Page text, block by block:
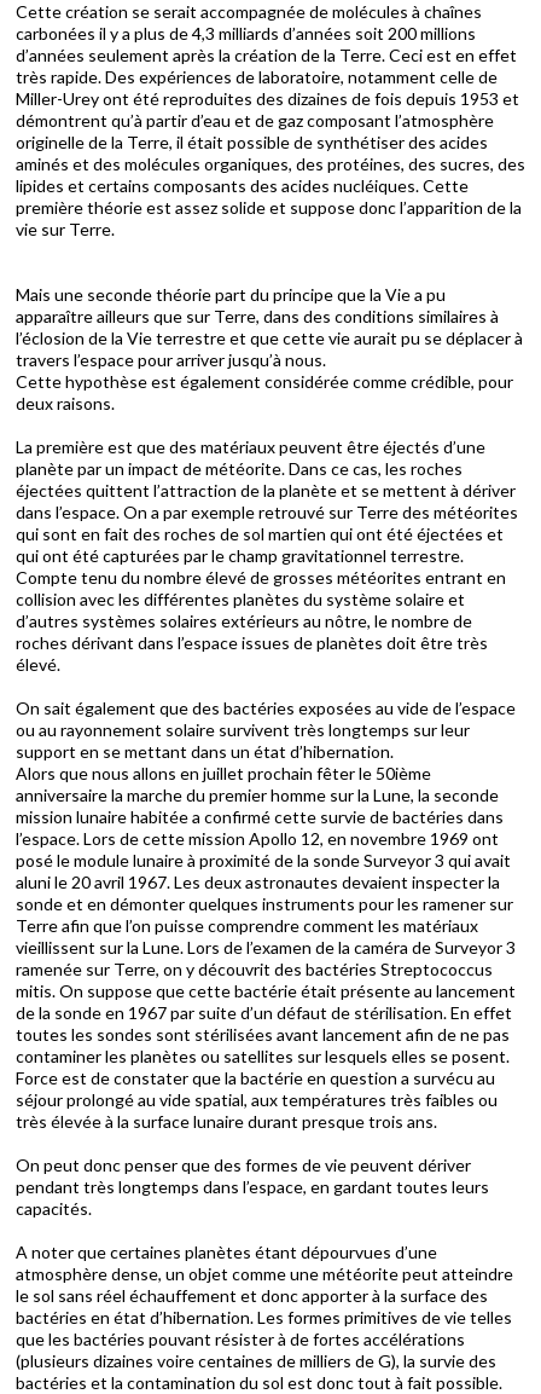
Cette création se serait accompagnée de molécules à chaînes
carbonées il y a plus de 4,3 milliards d’années soit 200 millions
d’années seulement après la création de la Terre. Ceci est en effet
très rapide. Des expériences de laboratoire, notamment celle de
Miller-Urey ont été reproduites des dizaines de fois depuis 1953 et
démontrent qu’à partir d’eau et de gaz composant l’atmosphère
originelle de la Terre, il était possible de synthétiser des acides
aminés et des molécules organiques, des protéines, des sucres, des
lipides et certains composants des acides nucléiques. Cette
première théorie est assez solide et suppose donc l’apparition de la
vie sur Terre.
Mais une seconde théorie part du principe que la Vie a pu
apparaître ailleurs que sur Terre, dans des conditions similaires à
l’éclosion de la Vie terrestre et que cette vie aurait pu se déplacer à
travers l’espace pour arriver jusqu’à nous.
Cette hypothèse est également considérée comme crédible, pour
deux raisons.
La première est que des matériaux peuvent être éjectés d’une
planète par un impact de météorite. Dans ce cas, les roches
éjectées quittent l’attraction de la planète et se mettent à dériver
dans l’espace. On a par exemple retrouvé sur Terre des météorites
qui sont en fait des roches de sol martien qui ont été éjectées et
qui ont été capturées par le champ gravitationnel terrestre.
Compte tenu du nombre élevé de grosses météorites entrant en
collision avec les différentes planètes du système solaire et
d’autres systèmes solaires extérieurs au nôtre, le nombre de
roches dérivant dans l’espace issues de planètes doit être très
élevé.
On sait également que des bactéries exposées au vide de l’espace
ou au rayonnement solaire survivent très longtemps sur leur
support en se mettant dans un état d’hibernation.
Alors que nous allons en juillet prochain fêter le 50ième
anniversaire la marche du premier homme sur la Lune, la seconde
mission lunaire habitée a confirmé cette survie de bactéries dans
l’espace. Lors de cette mission Apollo 12, en novembre 1969 ont
posé le module lunaire à proximité de la sonde Surveyor 3 qui avait
aluni le 20 avril 1967. Les deux astronautes devaient inspecter la
sonde et en démonter quelques instruments pour les ramener sur
Terre afin que l’on puisse comprendre comment les matériaux
vieillissent sur la Lune. Lors de l’examen de la caméra de Surveyor 3
ramenée sur Terre, on y découvrit des bactéries Streptococcus
mitis. On suppose que cette bactérie était présente au lancement
de la sonde en 1967 par suite d’un défaut de stérilisation. En effet
toutes les sondes sont stérilisées avant lancement afin de ne pas
contaminer les planètes ou satellites sur lesquels elles se posent.
Force est de constater que la bactérie en question a survécu au
séjour prolongé au vide spatial, aux températures très faibles ou
très élevée à la surface lunaire durant presque trois ans.
On peut donc penser que des formes de vie peuvent dériver
pendant très longtemps dans l’espace, en gardant toutes leurs
capacités.
A noter que certaines planètes étant dépourvues d’une
atmosphère dense, un objet comme une météorite peut atteindre
le sol sans réel échauffement et donc apporter à la surface des
bactéries en état d’hibernation. Les formes primitives de vie telles
que les bactéries pouvant résister à de fortes accélérations
(plusieurs dizaines voire centaines de milliers de G), la survie des
bactéries et la contamination du sol est donc tout à fait possible.